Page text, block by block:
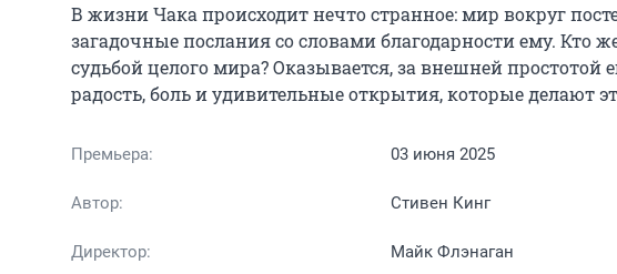
В жизни Чака происходит нечто странное: мир вокруг
загадочные послания со словами благодарности ему. Кто
судьбой целого мира? Оказывается, за внешней
радость, боль и удивительные открытия, которые делают
Премьера: 03 июня 2025
Автор: Стивен Кинг
Директор: Майк Флэнаган